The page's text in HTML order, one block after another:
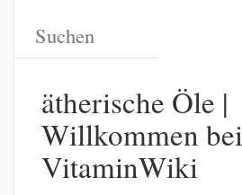
ätherische Öle |
Willkommen bei
VitaminWiki